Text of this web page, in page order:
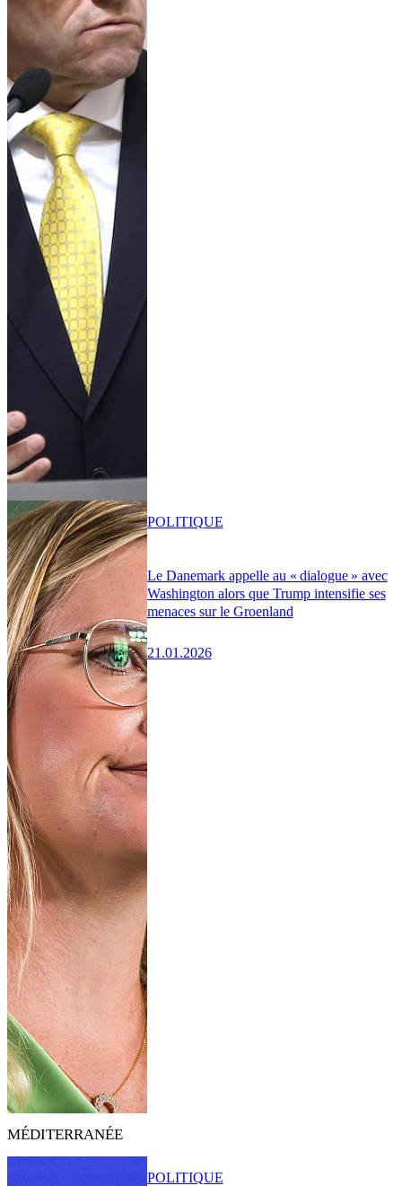
Le Danemark appelle au « dialogue » avec
Washington alors que Trump intensifie ses
menaces sur le Groenland
21.01.2026
POLITIQUE
MÉDITERRANÉE
POLITIQUE